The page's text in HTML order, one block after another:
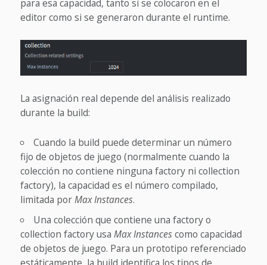
para esa capacidad, tanto si se colocaron en el
editor como si se generaron durante el runtime.
La asignación real depende del análisis realizado
durante la build:
Cuando la build puede determinar un número
fijo de objetos de juego (normalmente cuando la
colección no contiene ninguna factory ni collection
factory), la capacidad es el número compilado,
limitada porMax Instances.
Una colección que contiene una factory o
collection factory usa Max Instancescomo capacidad
de objetos de juego. Para un prototipo referenciado